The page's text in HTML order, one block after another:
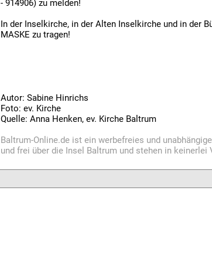
- 914906) zu melden!
In der Inselkirche, in der Alten Inselkirche und in der
MASKE zu tragen!
Autor: Sabine Hinrichs
Foto: ev. Kirche
Quelle: Anna Henken, ev. Kirche Baltrum
Baltrum-Online.de ist ein werbefreies und
und frei über die Insel Baltrum und stehen in keinerlei